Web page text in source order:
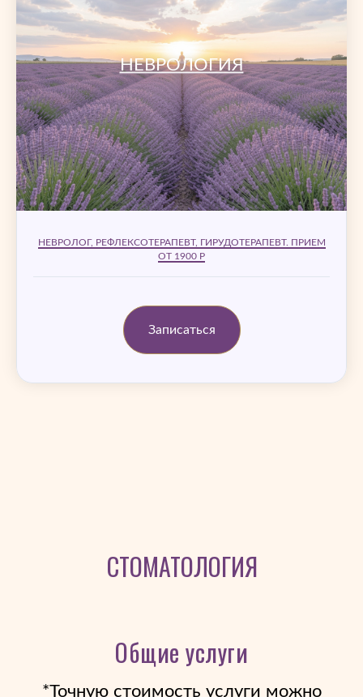
НЕВРОЛОГИЯ
НЕВРОЛОГ, РЕФЛЕКСОТЕРАПЕВТ, ГИРУДОТЕРАПЕВТ. ПРИЕМ
ОТ 1900 Р
Записаться
СТОМАТОЛОГИЯ
Общие услуги
*Точную стоимость услуги можно